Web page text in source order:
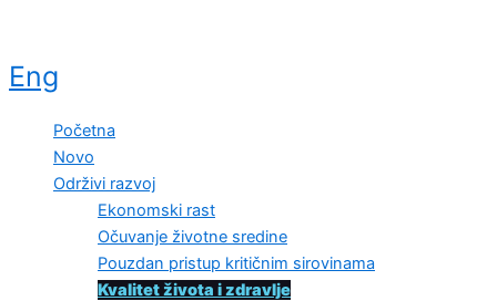
Eng
Početna
Novo
Održivi razvoj
Ekonomski rast
Očuvanje životne sredine
Pouzdan pristup kritičnim sirovinama
Kvalitet života i zdravlje